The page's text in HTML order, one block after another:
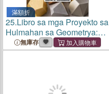
滿額折
25.Libro sa mga Proyekto sa
Hulmahan sa Geometrya:
Usa ka praktikal nga
pasiuna sa tulo-ka-
geometrya nga
無庫存